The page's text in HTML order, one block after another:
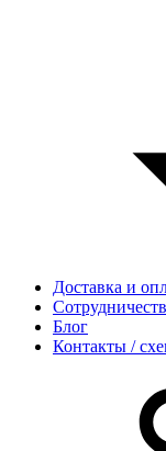
Доставка и
Блог
Контакты /